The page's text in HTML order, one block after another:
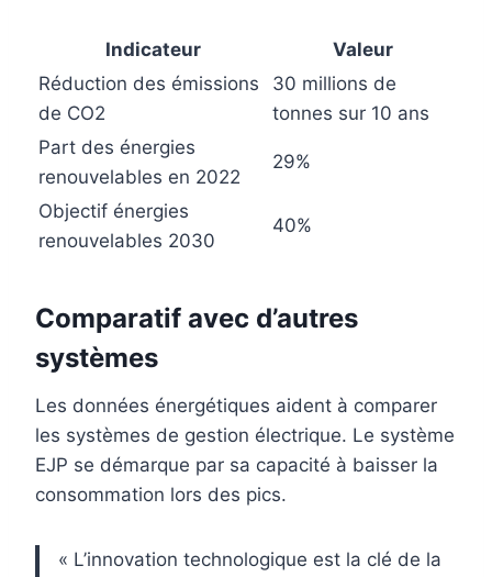
Indicateur
Valeur
Réduction des émissions
de CO2
30 millions de
tonnes sur 10 ans
Part des énergies
renouvelables en 2022
29%
Objectif énergies
renouvelables 2030
40%
Comparatif avec d’autres
systèmes
Les données énergétiques aident à comparer
les systèmes de gestion électrique. Le système
EJP se démarque par sa capacité à baisser la
consommation lors des pics.
« L’innovation technologique est la clé de la